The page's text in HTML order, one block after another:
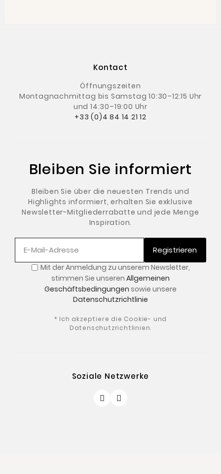
Kontact
Öffnungszeiten
Montagnachmittag bis Samstag 10:30–12:15 Uhr
und 14:30–19:00 Uhr
+33 (0)4 84 14 21 12
Bleiben Sie informiert
Bleiben Sie über die neuesten Trends und
Highlights informiert, erhalten Sie exklusive
Newsletter-Mitgliederrabatte und jede Menge
Inspiration.
Registrieren
Mit der Anmeldung zu unserem Newsletter,
stimmen Sie unseren Allgemeinen
Geschäftsbedingungen sowie unsere
Datenschutzrichtlinie
* Ich akzeptiere die Cookie- und
Datenschutzrichtlinien.
Soziale Netzwerke